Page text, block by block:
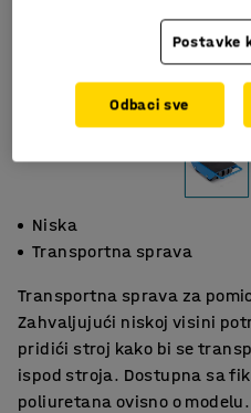
Niska
Transportna sprava
Transportna sprava za
Zahvaljujući niskoj visini
pridići stroj kako bi se
ispod stroja. Dostupna sa
poliuretana ovisno o
Postavke
Odbaci sve